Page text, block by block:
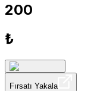
200
₺
Fırsatı Yakala